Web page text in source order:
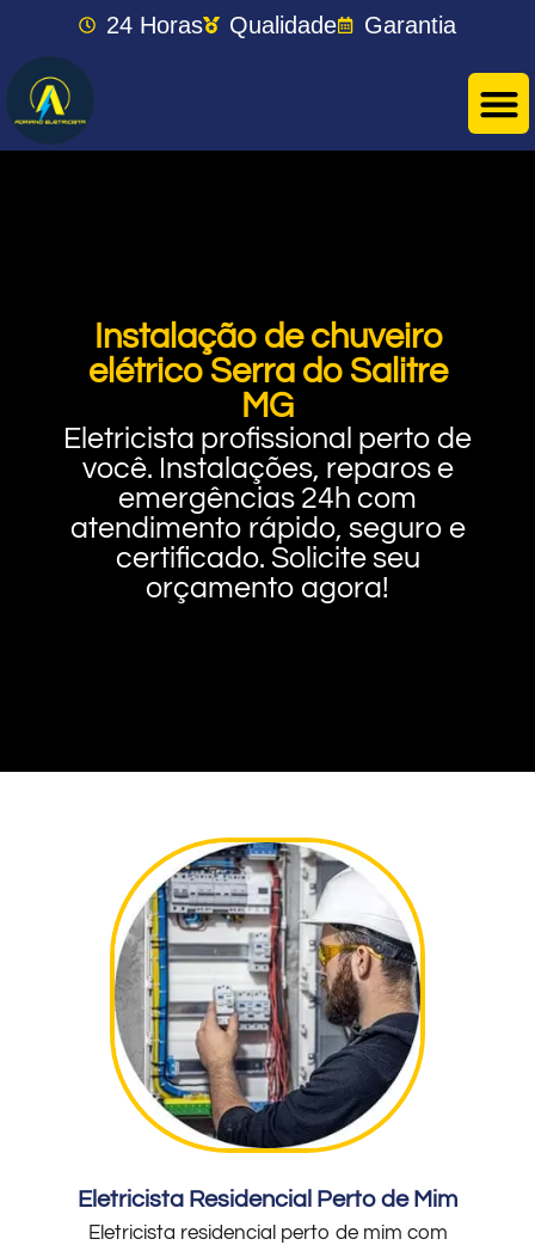
24 Horas Qualidade Garantia
Instalação de chuveiro
elétrico Serra do Salitre
MG
Eletricista profissional perto de
você. Instalações, reparos e
emergências 24h com
atendimento rápido, seguro e
certificado. Solicite seu
orçamento agora!
Eletricista Residencial Perto de Mim
Eletricista residencial perto de mim com